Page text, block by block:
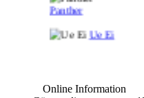
Panther
Ue Ei
Online Information